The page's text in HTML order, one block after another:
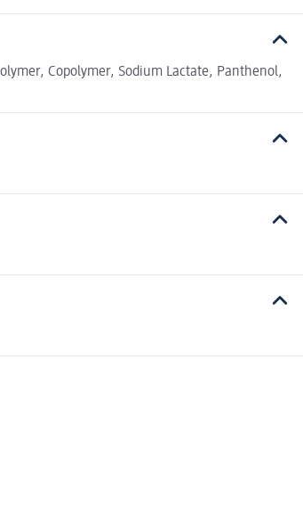
Copolymer, Sodium Lactate, Panthenol,